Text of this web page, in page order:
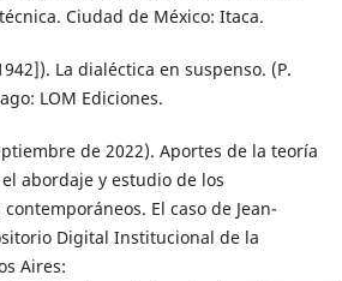
Ciudad de México: Itaca.
La dialéctica en suspenso. (P.
LOM Ediciones.
de 2022). Aportes de la teoría
abordaje y estudio de los
El caso de Jean-
Digital Institucional de la
Aires: